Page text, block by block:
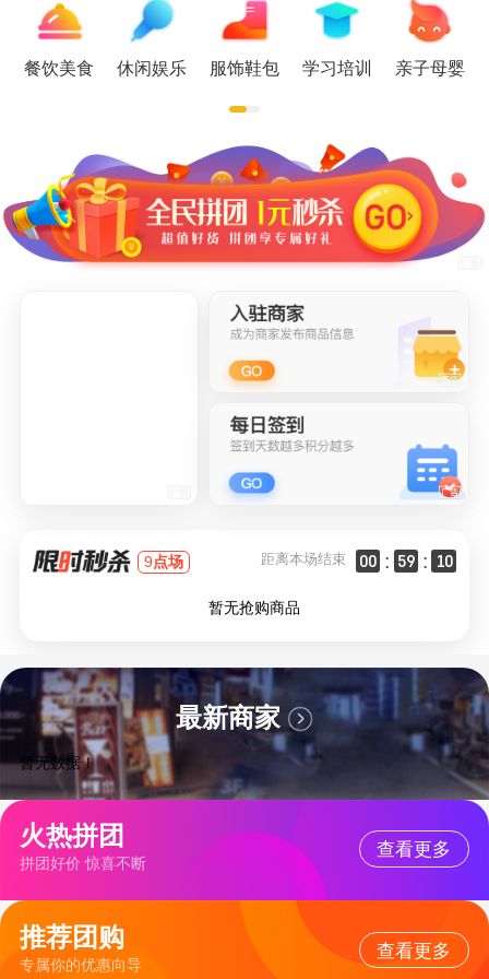
餐饮美食 休闲娱乐 服饰鞋包 学习培训 亲子母婴
9点场 距离本场结束 00 : 59 : 10
暂无抢购商品
最新商家
暂无数据！
火热拼团
拼团好价 惊喜不断
查看更多
推荐团购
专属你的优惠向导
查看更多